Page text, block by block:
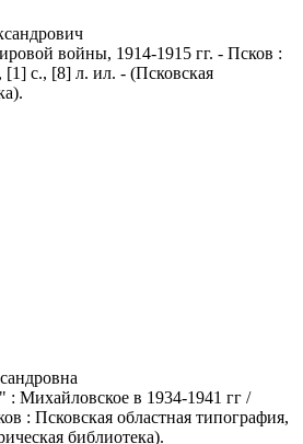
войны, 1914-1915 гг. - Псков :
с., [8] л. ил. - (Псковская
: Михайловское в 1934-1941 гг /
: Псковская областная типография,
библиотека).